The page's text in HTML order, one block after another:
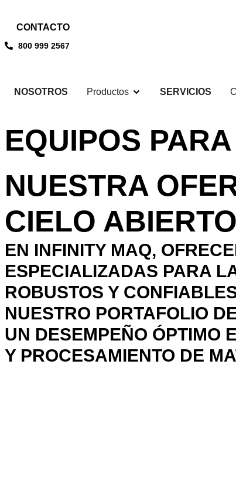
CONTACTO
800 999 2567
NOSOTROS Productos SERVICIOS
EQUIPOS
NUESTRA
CIELO
EN INFINITY MAQ,
ESPECIALIZADAS PARA
ROBUSTOS Y
NUESTRO PORTAFOLIO
UN DESEMPEÑO ÓPTIMO
Y PROCESAMIENTO DE